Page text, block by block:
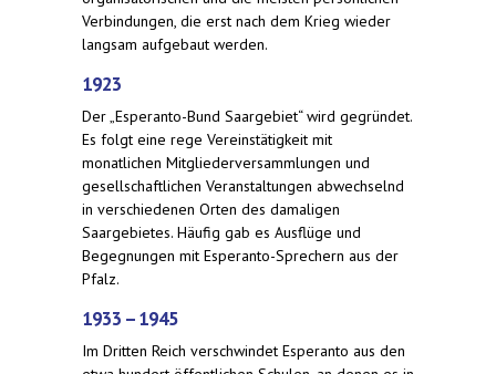
Verbindungen, die erst nach dem Krieg wieder
langsam aufgebaut werden.
1923
Der „Esperanto-Bund Saargebiet“ wird gegründet.
Es folgt eine rege Vereinstätigkeit mit
monatlichen Mitgliederversammlungen und
gesellschaftlichen Veranstaltungen abwechselnd
in verschiedenen Orten des damaligen
Saargebietes. Häufig gab es Ausflüge und
Begegnungen mit Esperanto-Sprechern aus der
Pfalz.
1933 – 1945
Im Dritten Reich verschwindet Esperanto aus den